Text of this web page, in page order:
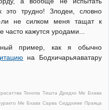
это трудно! Злодеи, словно
ли не силком меня тащат к
часто кажутся уродами...
пример, как я обычно
на Бодхичарьяаватару
Тенопа Тишта Дридхо Ме Бхава
Ме Бхава Сарва Сиддхиме Праяца